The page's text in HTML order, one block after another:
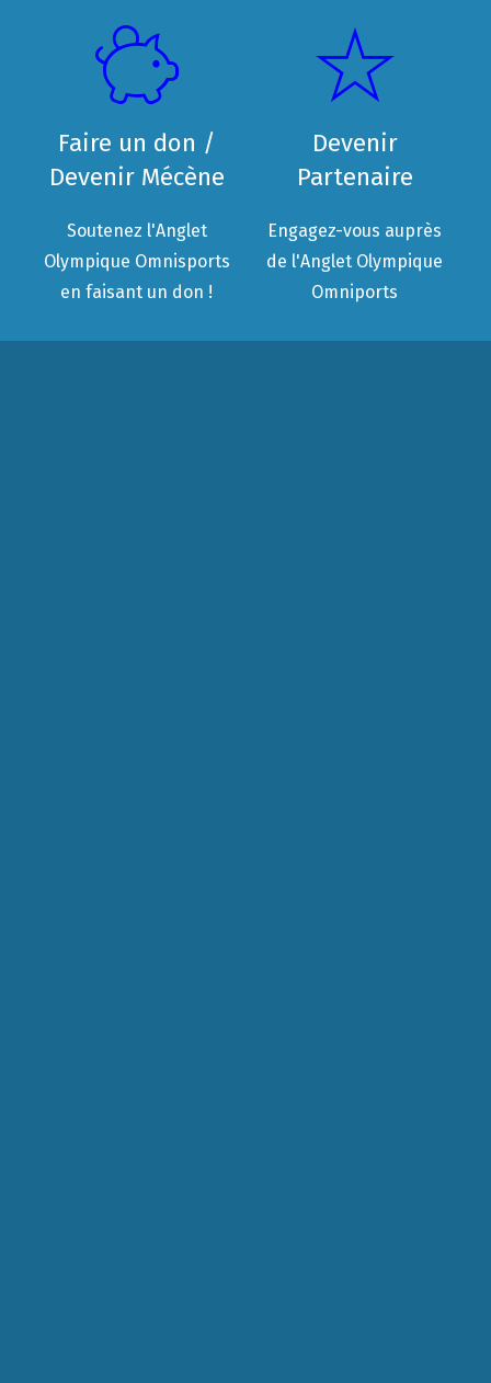
Faire un don /
Devenir Mécène
Soutenez l'Anglet
Olympique Omnisports
en faisant un don !
Devenir
Partenaire
Engagez-vous auprès
de l'Anglet Olympique
Omniports